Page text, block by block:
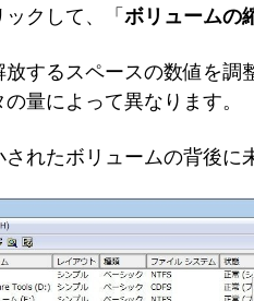
クして、「ボリュームの
するスペースの数値を
量によって異なります。
れたボリュームの背後に